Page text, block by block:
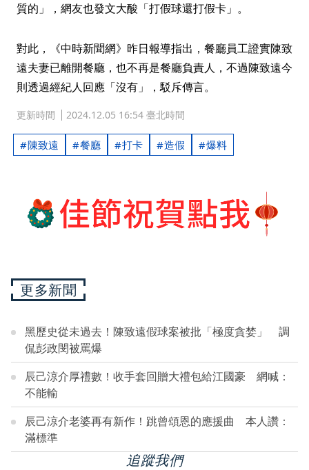
質的」，網友也發文大酸「打假球還打假卡」。
對此，《中時新聞網》昨日報導指出，餐廳員工證實陳致
遠夫妻已離開餐廳，也不再是餐廳負責人，不過陳致遠今
則透過經紀人回應「沒有」，駁斥傳言。
更新時間 2024.12.05 16:54 臺北時間
陳致遠 餐廳 打卡 造假 爆料
更多新聞
黑歷史從未過去！陳致遠假球案被批「極度貪婪」 調
侃彭政閔被罵爆
辰己涼介厚禮數！收手套回贈大禮包給江國豪 網喊：
不能輸
辰己涼介老婆再有新作！跳曾頌恩的應援曲 本人讚：
滿標準
追蹤我們